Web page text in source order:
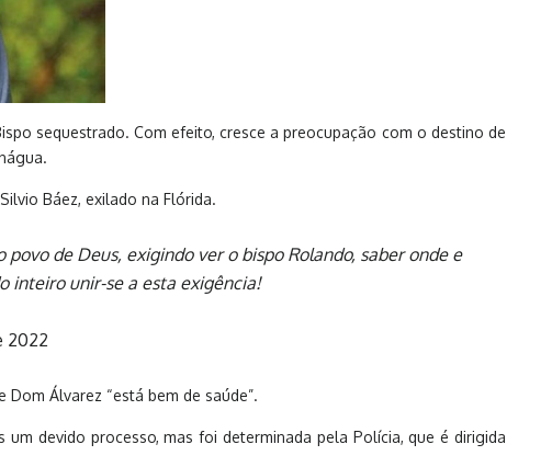
sequestrado. Com efeito, cresce a preocupação com o destino de
Báez, exilado na Flórida.
de Deus, exigindo ver o bispo Rolando, saber onde e
inteiro unir-se a esta exigência!
2022
Álvarez “está bem de saúde”.
devido processo, mas foi determinada pela Polícia, que é dirigida